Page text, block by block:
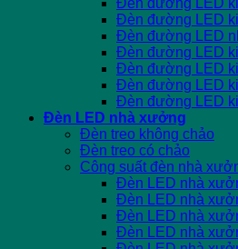
Đèn đường LED
Đèn đường LED
Đèn đường LED
Đèn đường LED
Đèn đường LED
Đèn đường LED
Đèn LED nhà xưởng
Đèn treo không chảo
Đèn treo có chảo
Công suất đèn nhà
Đèn LED nhà
Đèn LED nhà
Đèn LED nhà
Đèn LED nhà